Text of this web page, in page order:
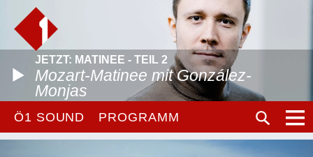
JETZT: MATINEE - TEIL 2
Mozart-Matinee mit González-
Monjas
Ö1 SOUND PROGRAMM